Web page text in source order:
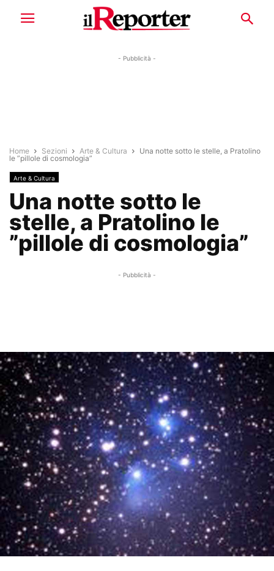
- Pubblicità -
Home Sezioni Arte & Cultura
Una notte sotto le stelle, a Pratolino
le ”pillole di cosmologia”
Arte & Cultura
Una notte sotto le
stelle, a Pratolino le
”pillole di cosmologia”
- Pubblicità -